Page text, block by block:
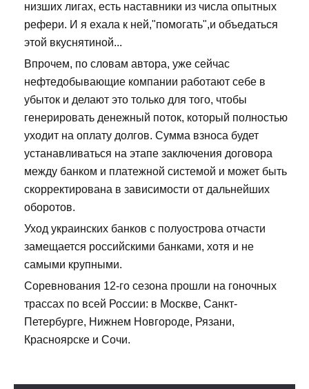
низших лигах, есть наставники из числа опытных
рефери. И я ехала к ней,"помогать",и объедаться
этой вкуснятиной...
Впрочем, по словам автора, уже сейчас
нефтедобывающие компании работают себе в
убыток и делают это только для того, чтобы
генерировать денежный поток, который полностью
уходит на оплату долгов. Сумма взноса будет
устанавливаться на этапе заключения договора
между банком и платежной системой и может быть
скорректирована в зависимости от дальнейших
оборотов.
Уход украинских банков с полуострова отчасти
замещается российскими банками, хотя и не
самыми крупными.
Соревнования 12-го сезона прошли на гоночных
трассах по всей России: в Москве, Санкт-
Петербурге, Нижнем Новгороде, Рязани,
Красноярске и Сочи.